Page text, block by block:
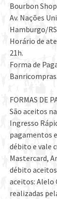
Bourbon
Av. Nações
Hamburgo/RS
Horário de
21h.
Forma de
Banricompras.
FORMAS DE
São aceitos
Ingresso
pagamentos
débito e vale
Mastercard,
débito
aceitos: Alelo
realizadas